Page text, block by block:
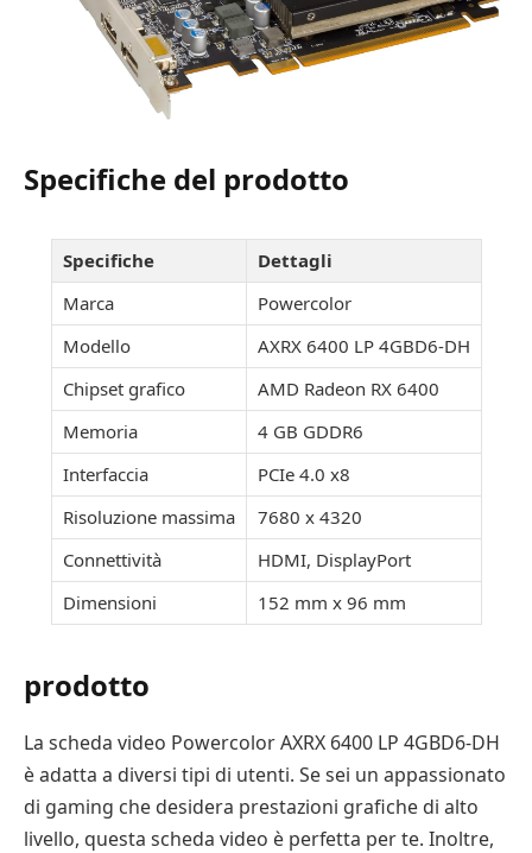
Specifiche del prodotto
Specifiche
Dettagli
Marca
Powercolor
Modello
AXRX 6400 LP 4GBD6-DH
Chipset grafico
AMD Radeon RX 6400
Memoria
4 GB GDDR6
Interfaccia
PCIe 4.0 x8
Risoluzione massima
7680 x 4320
Connettività
HDMI, DisplayPort
Dimensioni
152 mm x 96 mm
prodotto
La scheda video Powercolor AXRX 6400 LP 4GBD6-DH
è adatta a diversi tipi di utenti. Se sei un appassionato
di gaming che desidera prestazioni grafiche di alto
livello, questa scheda video è perfetta per te. Inoltre,